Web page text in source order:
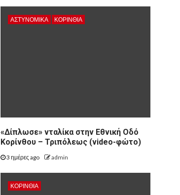
ΑΣΤΥΝΟΜΙΚΑ ΚΟΡΙΝΘΊΑ
«Δίπλωσε» νταλίκα στην Εθνική Oδό
Κορίνθου – Τριπόλεως (video-φώτο)
3 ημέρες ago admin
ΚΟΡΙΝΘΊΑ